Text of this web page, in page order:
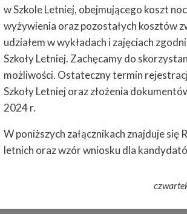
w Szkole Letniej, obejmującego koszt
wyżywienia oraz pozostałych kosztów
udziałem w wykładach i zajęciach
Szkoły Letniej. Zachęcamy do
możliwości. Ostateczny termin
Szkoły Letniej oraz złożenia
2024 r.
W poniższych załącznikach znajduje się
letnich oraz wzór wniosku dla